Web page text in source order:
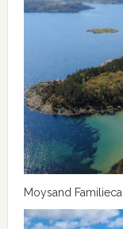
Moysand